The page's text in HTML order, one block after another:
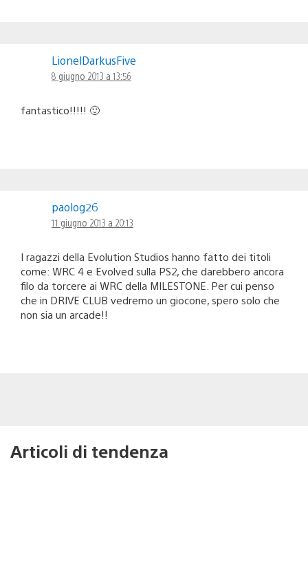
LionelDarkusFive
8 giugno 2013 a 13:56
fantastico!!!!! 🙂
paolog26
11 giugno 2013 a 20:13
I ragazzi della Evolution Studios hanno fatto dei titoli
come: WRC 4 e Evolved sulla PS2, che darebbero ancora
filo da torcere ai WRC della MILESTONE. Per cui penso
che in DRIVE CLUB vedremo un giocone, spero solo che
non sia un arcade!!
Articoli di tendenza